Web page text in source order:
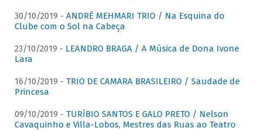
30/10/2019 - ANDRÉ MEHMARI TRIO / Na Esquina do
Clube com o Sol na Cabeça
23/10/2019 - LEANDRO BRAGA / A Música de Dona Ivone
Lara
16/10/2019 - TRIO DE CAMARA BRASILEIRO / Saudade de
Princesa
09/10/2019 - TURÍBIO SANTOS E GALO PRETO / Nelson
Cavaquinho e Villa-Lobos, Mestres das Ruas ao Teatro